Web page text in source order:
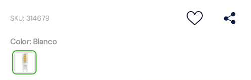
SKU: 314679
Color: Blanco